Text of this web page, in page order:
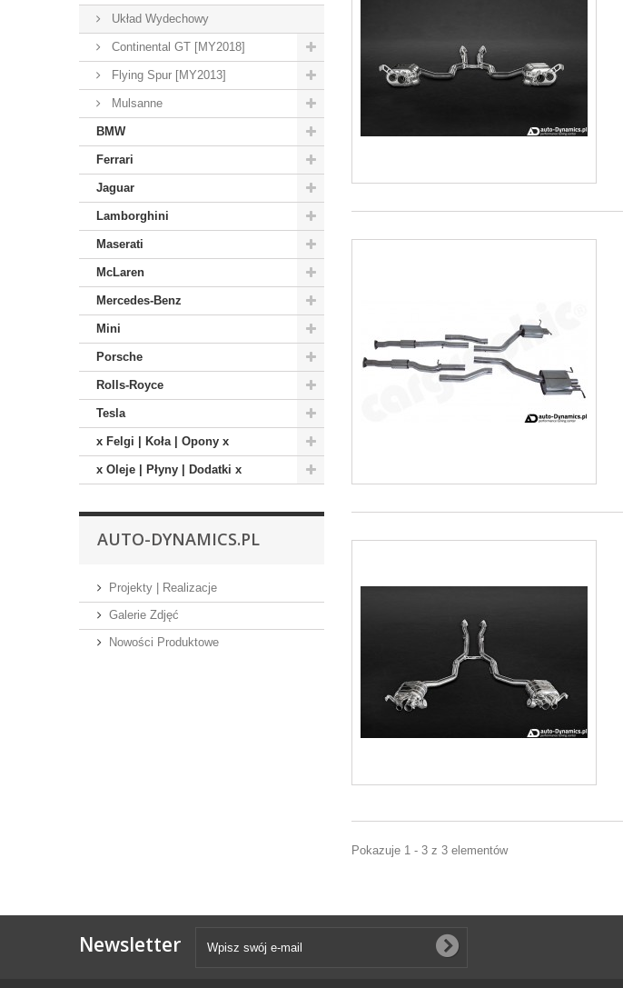
Układ Wydechowy
Continental GT [MY2018]
Flying Spur [MY2013]
Mulsanne
BMW
Ferrari
Jaguar
Lamborghini
Maserati
McLaren
Mercedes-Benz
Mini
Porsche
Rolls-Royce
Tesla
x Felgi | Koła | Opony x
x Oleje | Płyny | Dodatki x
AUTO-DYNAMICS.PL
Projekty | Realizacje
Galerie Zdjęć
Nowości Produktowe
Pokazuje 1 - 3 z 3 elementów
Newsletter